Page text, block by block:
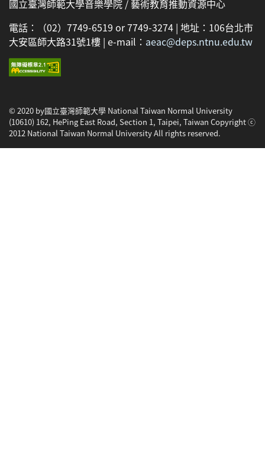
國立臺灣師範大學音樂學院 / 藝術教育推動資源中心
電話：（02）7749-6519 or 7749-3274 | 地址：106台北市
大安區師大路31號1樓 | e-mail： aeac@deps.ntnu.edu.tw
© 2020 by國立臺灣師範大學 National Taiwan Normal University
(10610) 162, HePing East Road, Section 1, Taipei, Taiwan Copyright ⓒ
2012 National Taiwan Normal University All rights reserved.